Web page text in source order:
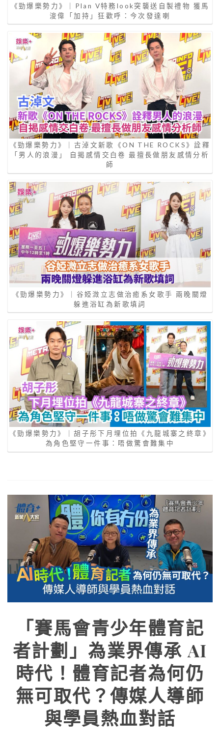
《勁爆樂勢力》｜Plan V特務look突襲送自製禮物 獲馬
浚偉「加持」狂歡呼：今次發達喇
《勁爆樂勢力》｜古淖文新歌《ON THE ROCKS》詮釋
「男人的浪漫」 自揭感情交白卷 最擅長做朋友感情分析
師
《勁爆樂勢力》｜谷婭溦立志做治癒系女歌手 兩晚關燈
躲進浴缸為新歌填詞
《勁爆樂勢力》｜胡子彤下月埋位拍《九龍城寨之終章》
為角色堅守一件事：唔做驚會難集中
「賽馬會青少年體育記
者計劃」為業界傳承 AI
時代！體育記者為何仍
無可取代？傳媒人導師
與學員熱血對話